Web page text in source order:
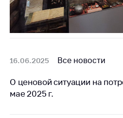
Решение Комиссии
по установлению
факта нарушения
антимонопольного
Предостережения и
предупреждения
16.06.2025 Все новости
О ценовой ситуации на
мае 2025 г.